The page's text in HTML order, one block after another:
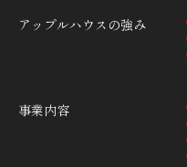
アップルハウスの強み
事業内容